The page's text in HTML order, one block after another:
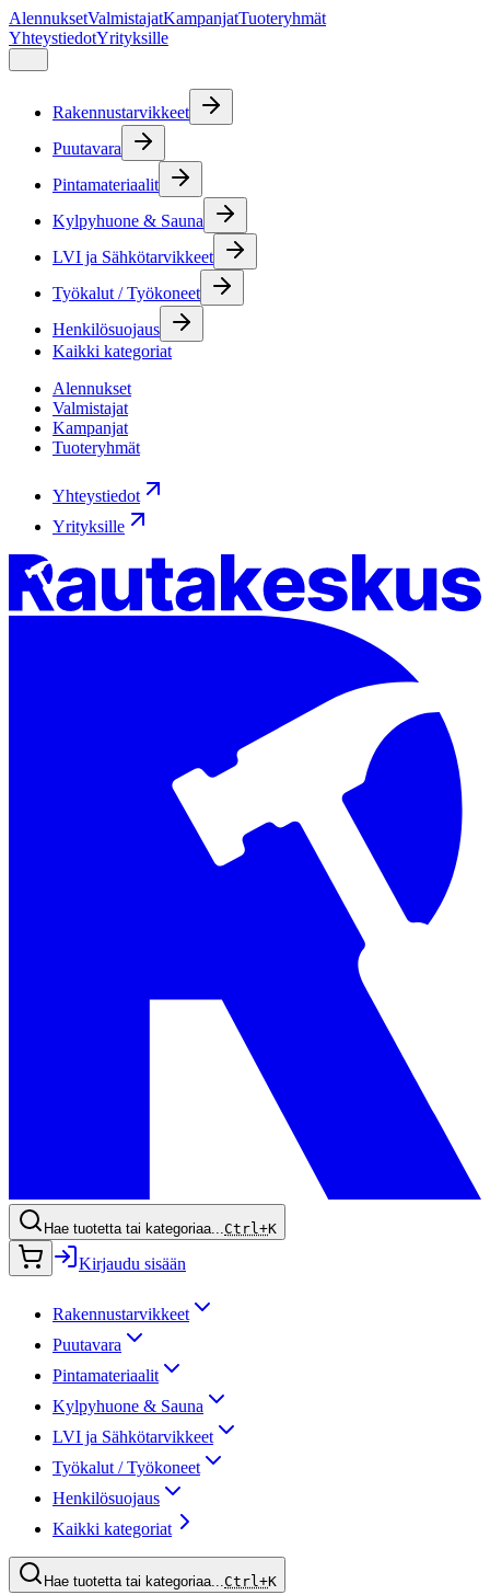
AlennuksetValmistajatKampanjatTuoteryhmät
YhteystiedotYrityksille
Rakennustarvikkeet
Puutavara
Pintamateriaalit
Kylpyhuone & Sauna
LVI ja Sähkötarvikkeet
Työkalut / Työkoneet
Henkilösuojaus
Kaikki kategoriat
Alennukset
Valmistajat
Kampanjat
Tuoteryhmät
Yhteystiedot
Yrityksille
Hae tuotetta tai kategoriaa...Ctrl+K
Kirjaudu sisään
Rakennustarvikkeet
Puutavara
Pintamateriaalit
Kylpyhuone & Sauna
LVI ja Sähkötarvikkeet
Työkalut / Työkoneet
Henkilösuojaus
Kaikki kategoriat
Hae tuotetta tai kategoriaa...Ctrl+K